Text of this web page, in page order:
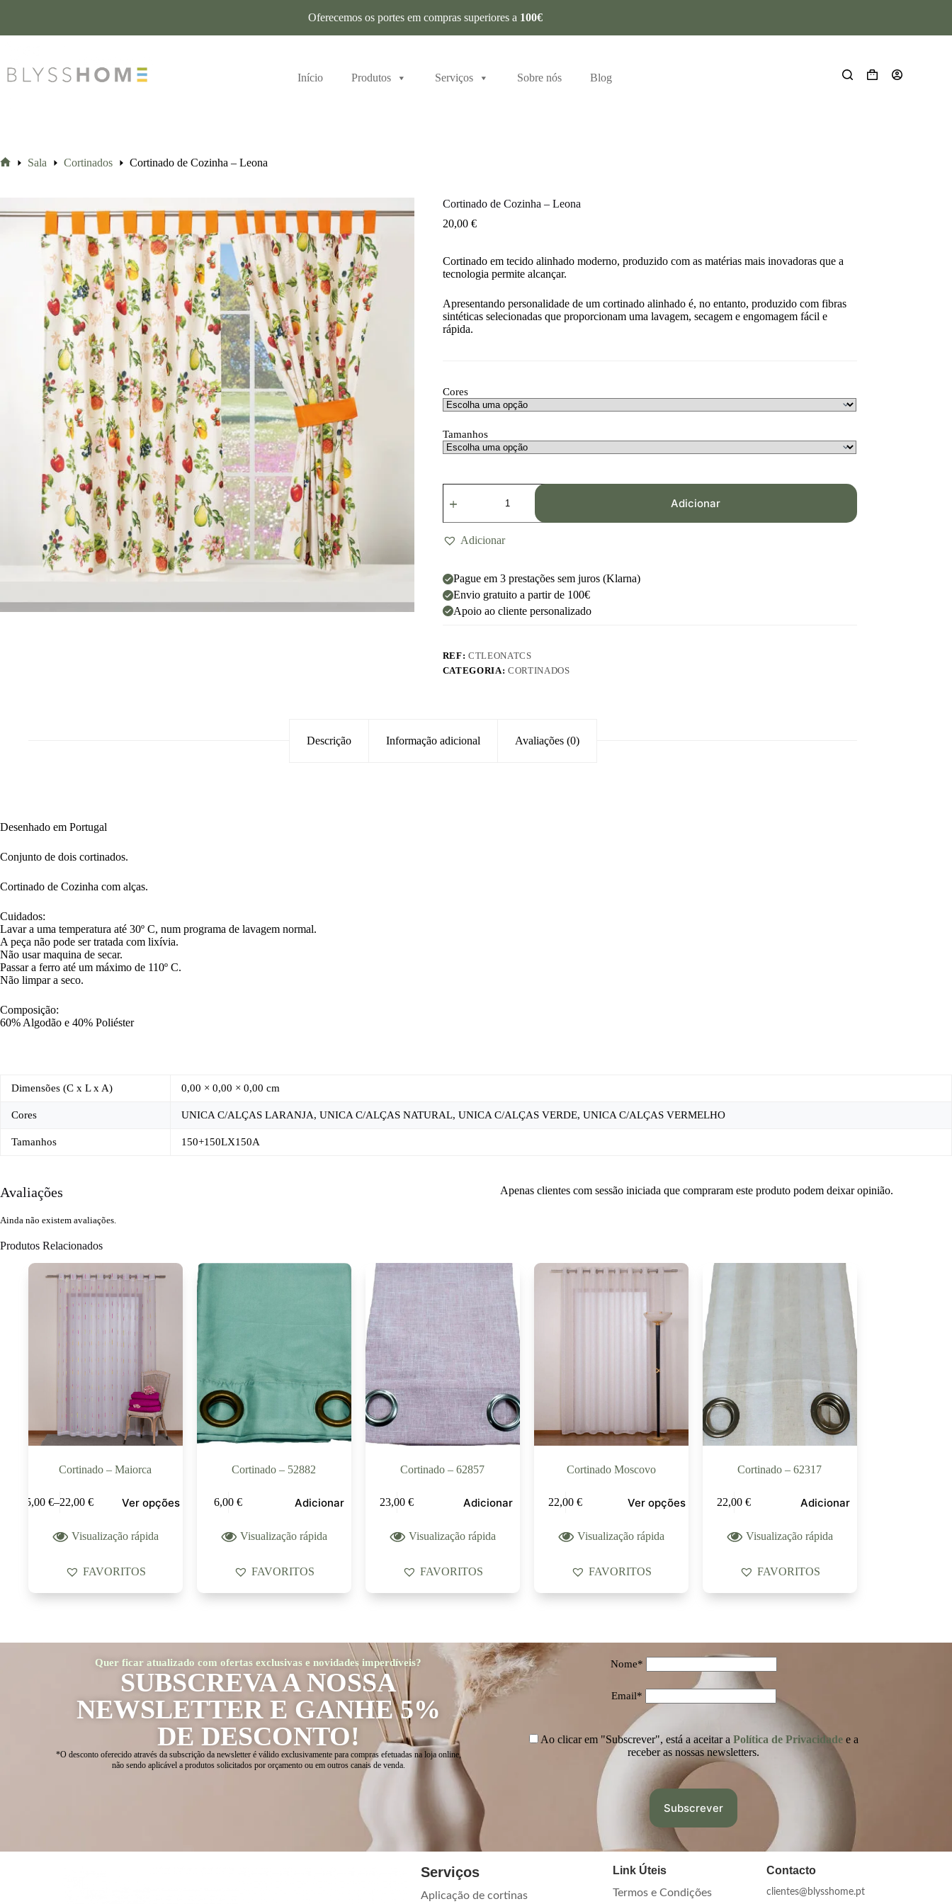
Oferecemos os portes em compras superiores a 100€
Início Produtos Serviços Sobre nós Blog
Sala Cortinados Cortinado de Cozinha – Leona
Cortinado de Cozinha – Leona
20,00 €
Cortinado em tecido alinhado moderno, produzido com as matérias mais inovadoras que a
tecnologia permite alcançar.
Apresentando personalidade de um cortinado alinhado é, no entanto, produzido com fibras
sintéticas selecionadas que proporcionam uma lavagem, secagem e engomagem fácil e
rápida.
Cores
Tamanhos
Adicionar
Adicionar
Pague em 3 prestações sem juros (Klarna)
Envio gratuito a partir de 100€
Apoio ao cliente personalizado
REF:CTLEONATCS
CATEGORIA: CORTINADOS
Descrição Informação adicional Avaliações (0)
Desenhado em Portugal
Conjunto de dois cortinados.
Cortinado de Cozinha com alças.
Cuidados:
Lavar a uma temperatura até 30º C, num programa de lavagem normal.
A peça não pode ser tratada com lixívia.
Não usar maquina de secar.
Passar a ferro até um máximo de 110º C.
Não limpar a seco.
Composição:
60% Algodão e 40% Poliéster
Dimensões (C x L x A) 0,00 × 0,00 × 0,00 cm
Cores UNICA C/ALÇAS LARANJA, UNICA C/ALÇAS NATURAL, UNICA C/ALÇAS VERDE, UNICA C/ALÇAS VERMELHO
Tamanhos 150+150LX150A
Avaliações
Ainda não existem avaliações.
Apenas clientes com sessão iniciada que compraram este produto podem deixar opinião.
Produtos Relacionados
Cortinado – Maiorca
5,00€–22,00€ Ver opções
Visualização rápida
FAVORITOS
Cortinado – 52882
6,00€ Adicionar
Visualização rápida
FAVORITOS
Cortinado – 62857
23,00€ Adicionar
Visualização rápida
FAVORITOS
Cortinado Moscovo
22,00€ Ver opções
Visualização rápida
FAVORITOS
Cortinado – 62317
22,00€ Adicionar
Visualização rápida
FAVORITOS
Quer ficar atualizado com ofertas exclusivas e novidades imperdíveis?
SUBSCREVA A NOSSA
NEWSLETTER E GANHE 5%
DE DESCONTO!
*O desconto oferecido através da subscrição da newsletter é válido exclusivamente para compras efetuadas na loja online,
não sendo aplicável a produtos solicitados por orçamento ou em outros canais de venda.
Nome*
Email*
Ao clicar em "Subscrever", está a aceitar a Política de Privacidadee a
receber as nossas newsletters.
Serviços
Aplicação de cortinas
Link Úteis
Termos e Condições
Contacto
clientes@blysshome.pt